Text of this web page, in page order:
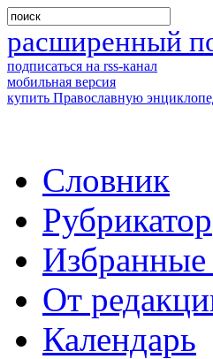
расширенный
подписаться на rss-канал
мобильная версия
купить Православную
Словник
Рубрикатор
Избранные
От
Календарь